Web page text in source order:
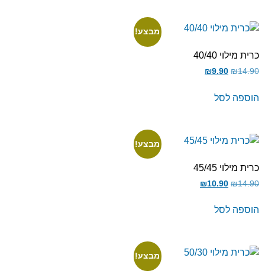
מבצע!
כרית מילוי 40/40
₪14.90
₪9.90
הוספה לסל
מבצע!
כרית מילוי 45/45
₪14.90
₪10.90
הוספה לסל
מבצע!